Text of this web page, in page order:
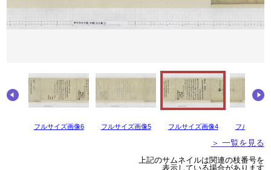
フルサイズ画像6 フルサイズ画像5 フルサイズ画像4 フルサイズ
＞ 一覧を見る
上記のサムネイルは関連の枝番号を
表示している場合があります